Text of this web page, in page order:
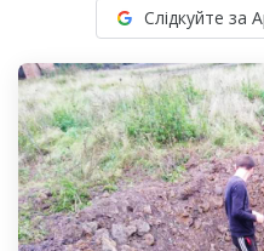
Слідкуйте за